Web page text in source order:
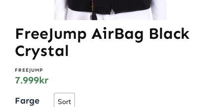
FreeJump AirBag Black
Crystal
FREEJUMP
7.999kr
Farge Sort